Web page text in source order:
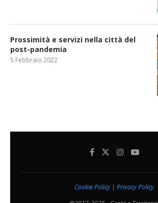
Prossimità e servizi nella città del
post-pandemia
5 Febbraio 2022
Cookie Policy | Privacy Policy